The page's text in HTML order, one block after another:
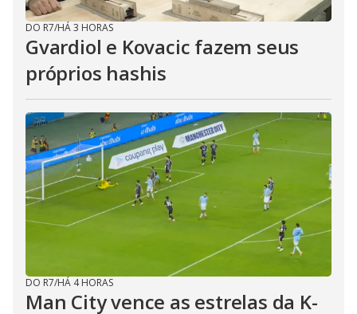
DO R7/HÁ 3 HORAS
Gvardiol e Kovacic fazem seus
próprios hashis
DO R7/HÁ 4 HORAS
Man City vence as estrelas da K-